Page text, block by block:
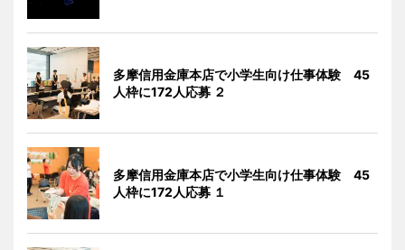
多摩信用金庫本店で小学生向け仕事体験 45
人枠に172人応募 ２
多摩信用金庫本店で小学生向け仕事体験 45
人枠に172人応募 １